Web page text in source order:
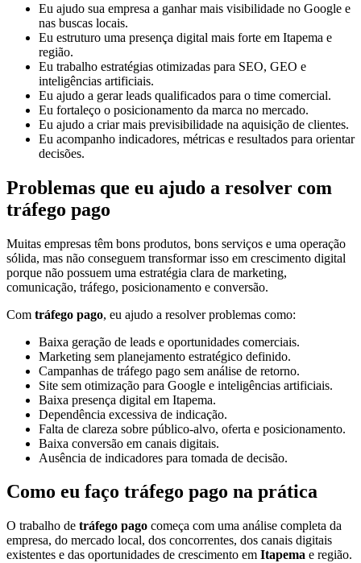
Eu ajudo sua empresa a ganhar mais visibilidade no Google e
nas buscas locais.
Eu estruturo uma presença digital mais forte em Itapema e
região.
Eu trabalho estratégias otimizadas para SEO, GEO e
inteligências artificiais.
Eu ajudo a gerar leads qualificados para o time comercial.
Eu fortaleço o posicionamento da marca no mercado.
Eu ajudo a criar mais previsibilidade na aquisição de clientes.
Eu acompanho indicadores, métricas e resultados para orientar
decisões.
Problemas que eu ajudo a resolver com
tráfego pago
Muitas empresas têm bons produtos, bons serviços e uma operação
sólida, mas não conseguem transformar isso em crescimento digital
porque não possuem uma estratégia clara de marketing,
comunicação, tráfego, posicionamento e conversão.
Com tráfego pago, eu ajudo a resolver problemas como:
Baixa geração de leads e oportunidades comerciais.
Marketing sem planejamento estratégico definido.
Campanhas de tráfego pago sem análise de retorno.
Site sem otimização para Google e inteligências artificiais.
Baixa presença digital em Itapema.
Dependência excessiva de indicação.
Falta de clareza sobre público-alvo, oferta e posicionamento.
Baixa conversão em canais digitais.
Ausência de indicadores para tomada de decisão.
Como eu faço tráfego pago na prática
O trabalho de tráfego pago começa com uma análise completa da
empresa, do mercado local, dos concorrentes, dos canais digitais
existentes e das oportunidades de crescimento em Itapema e região.